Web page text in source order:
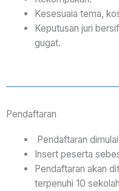
Kesesuaia tema,
Keputusan juri
gugat.
Pendaftaran
Pendaftaran
Insert peserta
Pendaftaran akan
terpenuhi 10